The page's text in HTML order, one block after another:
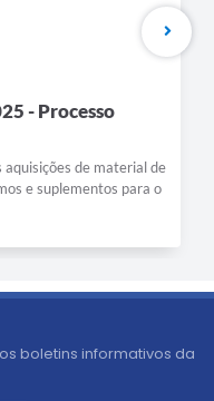
- Processo
de material de
e suplementos para o
boletins informativos da